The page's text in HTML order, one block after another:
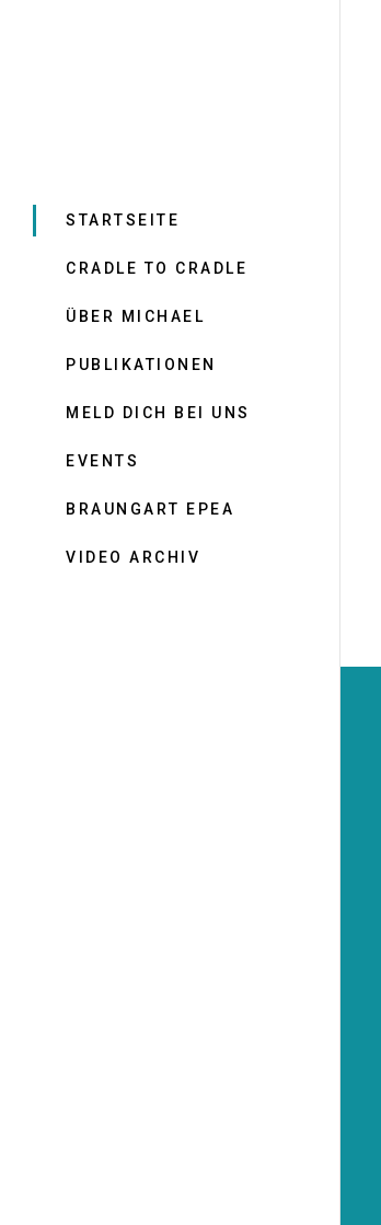
STARTSEITE
CRADLE TO CRADLE
ÜBER MICHAEL
PUBLIKATIONEN
MELD DICH BEI UNS
EVENTS
BRAUNGART EPEA
VIDEO ARCHIV